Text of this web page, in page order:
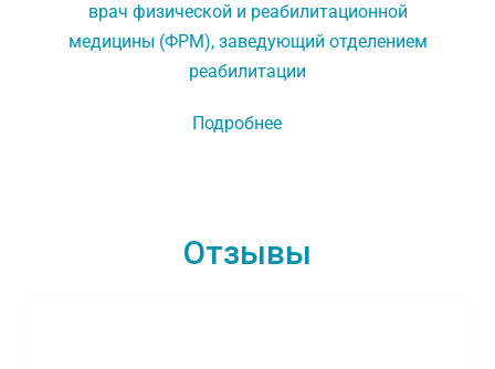
врач физической и реабилитационной
медицины (ФРМ), заведующий отделением
реабилитации
Подробнее
Отзывы